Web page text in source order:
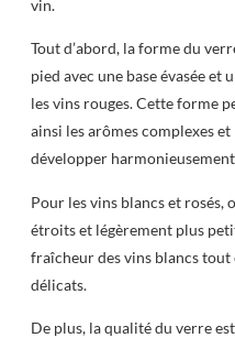
vin.
Tout d’abord, la forme du
pied avec une base évasée
les vins rouges. Cette forme
ainsi les arômes complexes
développer
Pour les vins blancs et
étroits et légèrement plus
fraîcheur des vins blancs
délicats.
De plus, la qualité du verre